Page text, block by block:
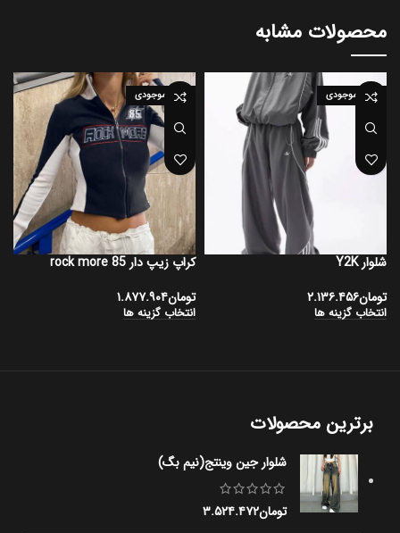
محصولات مشابه
اتمام موجودی
شلوار Y2K
تومان۲.۱۳۶.۴۵۶
انتخاب گزینه ها
اتمام موجودی
کراپ زیپ دار rock more 85
تومان۱.۸۷۷.۹۰۴
انتخاب گزینه ها
برترین محصولات
شلوار جین وینتج(نیم بگ)
تومان۳.۵۲۴.۴۷۲